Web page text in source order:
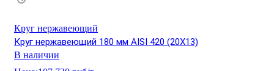
Круг нержавеющий
Круг нержавеющий 180 мм AISI 420 (20Х13)
В наличии